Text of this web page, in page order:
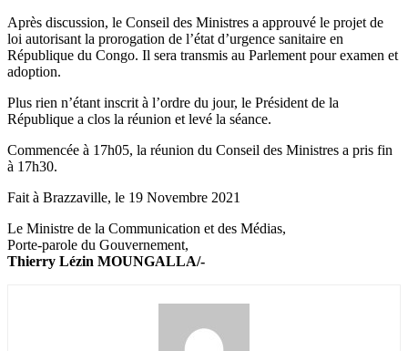
Après discussion, le Conseil des Ministres a approuvé le projet de
loi autorisant la prorogation de l’état d’urgence sanitaire en
République du Congo. Il sera transmis au Parlement pour examen et
adoption.
Plus rien n’étant inscrit à l’ordre du jour, le Président de la
République a clos la réunion et levé la séance.
Commencée à 17h05, la réunion du Conseil des Ministres a pris fin
à 17h30.
Fait à Brazzaville, le 19 Novembre 2021
Le Ministre de la Communication et des Médias,
Porte-parole du Gouvernement,
Thierry Lézin MOUNGALLA/-